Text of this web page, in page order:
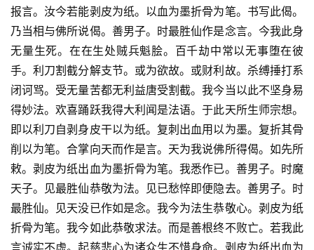
报言。汝今若能剥皮为纸。以血为墨折骨为笔。书写此偈。
乃当相与佛所说偈。善男子。时最胜仙作是念言。今我此身
无量生死。在在生处贼兵魁脍。百千劫中常以无事堕在彼
手。利刀割截分解支节。或为欲故。或财利故。杀缚捶打系
闭诃骂。受无量苦都无利益唐受割截。我今当以此不坚身易
得妙法。欢喜踊跃我得大利闻是法语。于此天所生师宗想。
即以利刀自剥身皮干以为纸。复刺出血用以为墨。复折其骨
削以为笔。合掌向天而作是言。天为我说佛所得偈。如先所
敕。剥皮为纸出血为墨折骨为笔。我悉作已。善男子。时魔
天子。见最胜仙恭敬为法。见已愁悴即便隐去。善男子。时
最胜仙。见天没已作如是念。我今为法生恭敬心。剥皮为纸
折骨为笔。我今如此恭敬求法。而是善根终不败亡。若我此